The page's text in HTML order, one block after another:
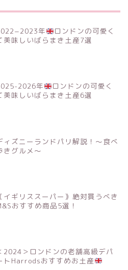
年
ロンドンの可愛く
美味しいばらまき土産7選
2026年
ロンドンの可愛く
美味しいばらまき土産6選
ィズニーランドパリ解説！〜食べ
きグルメ〜
イギリススーパー｠絶対買うべき
おすすめ商品5選！
2024＞ロンドンの老舗高級デパ
トHarrodsおすすめお土産